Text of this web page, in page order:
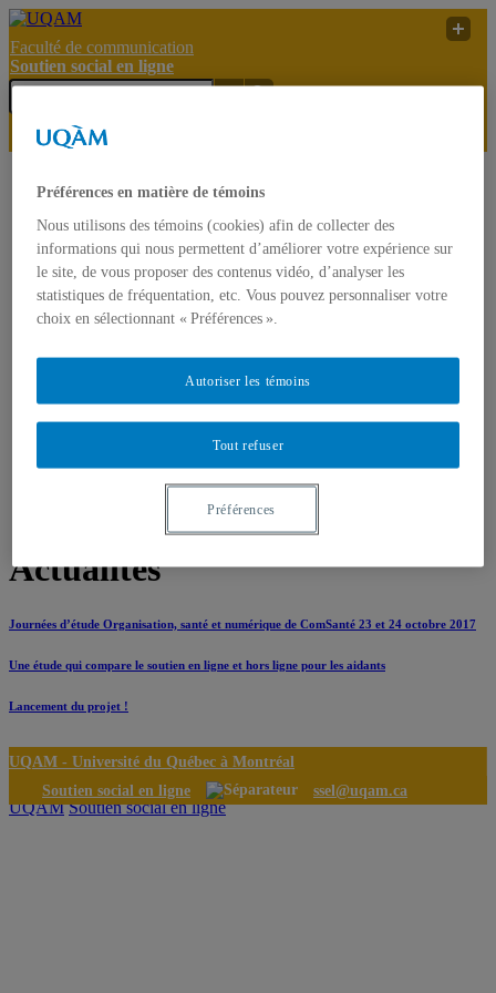
Faculté de communication
Soutien social en ligne
UQAM
Soutien
en
ligne
Journées d’étude
numérique de ComSanté
23 et 24 octobre 2017
Soutien social en ligne
Accueil
Participants recherchés
Actualités
Journées d’étude Organisation, santé et numérique de ComSanté 23 et 24 octobre 2017
Une étude qui compare le soutien en ligne et hors ligne pour les aidants
Lancement du projet !
UQAM - Université du Québec à Montréal
Soutien social en ligne
ssel@uqam.ca
UQAM Soutien social en ligne
Préférences en matière de témoins
Nous utilisons des témoins (cookies) afin de collecter des
informations qui nous permettent d’améliorer votre expérience sur
le site, de vous proposer des contenus vidéo, d’analyser les
statistiques de fréquentation, etc. Vous pouvez personnaliser votre
choix en sélectionnant « Préférences ».
Tout refuser
Autoriser les témoins
Préférences